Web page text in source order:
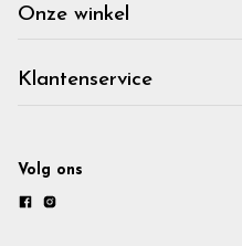
Onze winkel
Klantenservice
Volg ons